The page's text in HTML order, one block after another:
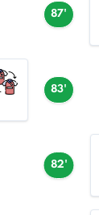
87'
83'
82'